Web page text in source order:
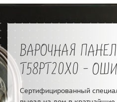
ВАРОЧНАЯ
T58PT20X0 -
Сертифицированный